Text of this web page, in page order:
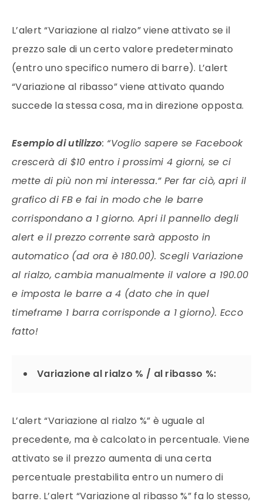
L’alert “Variazione al rialzo” viene attivato se il
prezzo sale di un certo valore predeterminato
(entro uno specifico numero di barre). L’alert
“Variazione al ribasso” viene attivato quando
succede la stessa cosa, ma in direzione opposta.
Esempio di utilizzo: “Voglio sapere se Facebook
crescerà di $10 entro i prossimi 4 giorni, se ci
mette di più non mi interessa.” Per far ciò, apri il
grafico di FB e fai in modo che le barre
corrispondano a 1 giorno. Apri il pannello degli
alert e il prezzo corrente sarà apposto in
automatico (ad ora è 180.00). Scegli Variazione
al rialzo, cambia manualmente il valore a 190.00
e imposta le barre a 4 (dato che in quel
timeframe 1 barra corrisponde a 1 giorno). Ecco
fatto!
Variazione al rialzo % / al ribasso %:
L’alert “Variazione al rialzo %” è uguale al
precedente, ma è calcolato in percentuale. Viene
attivato se il prezzo aumenta di una certa
percentuale prestabilita entro un numero di
barre. L’alert “Variazione al ribasso %” fa lo stesso,